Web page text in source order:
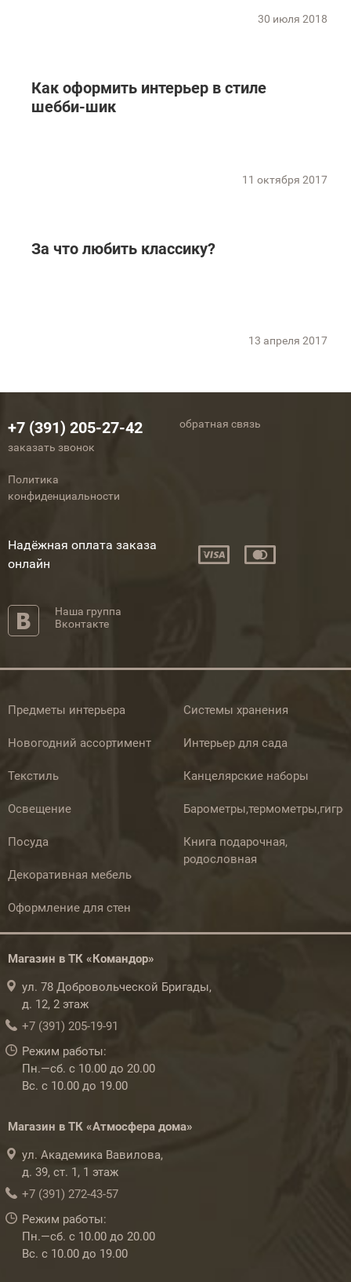
30 июля 2018
Как оформить интерьер в стиле
шебби-шик
11 октября 2017
За что любить классику?
13 апреля 2017
+7 (391) 205-27-42
заказать звонок
обратная связь
Политика
конфиденциальности
Надёжная оплата заказа
онлайн
Наша группа
Вконтакте
Предметы интерьера
Новогодний ассортимент
Текстиль
Освещение
Посуда
Декоративная мебель
Оформление для стен
Системы хранения
Интерьер для сада
Канцелярские наборы
Книга подарочная,
родословная
Магазин в ТК «Командор»
ул. 78 Добровольческой Бригады,
д. 12, 2 этаж
+7 (391) 205-19-91
Режим работы:
Пн.—сб. с 10.00 до 20.00
Вс. с 10.00 до 19.00
Магазин в ТК «Атмосфера дома»
ул. Академика Вавилова,
д. 39, ст. 1, 1 этаж
+7 (391) 272-43-57
Режим работы:
Пн.—сб. с 10.00 до 20.00
Вс. с 10.00 до 19.00